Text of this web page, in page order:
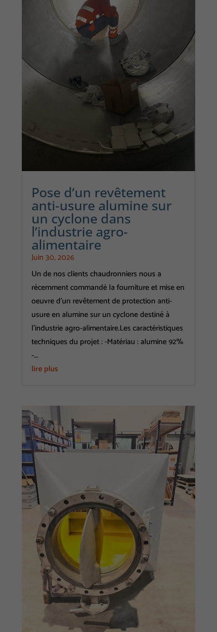
Pose d’un revêtement
anti-usure alumine sur
un cyclone dans
l’industrie agro-
alimentaire
Juin 30, 2026
Un de nos clients chaudronniers nous a
récemment commandé la fourniture et mise en
oeuvre d'un revêtement de protection anti-
usure en alumine sur un cyclone destiné à
l'industrie agro-alimentaire.Les caractéristiques
techniques du projet : -Matériau : alumine 92%
-...
lire plus